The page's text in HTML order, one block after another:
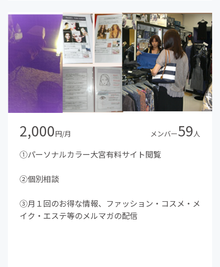
2,000円/月 メンバー59 人
①パーソナルカラー大宮有料サイト閲覧
②個別相談
③月１回のお得な情報、ファッション・コスメ・メ
イク・エステ等のメルマガの配信